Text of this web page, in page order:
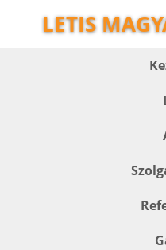
LETIS